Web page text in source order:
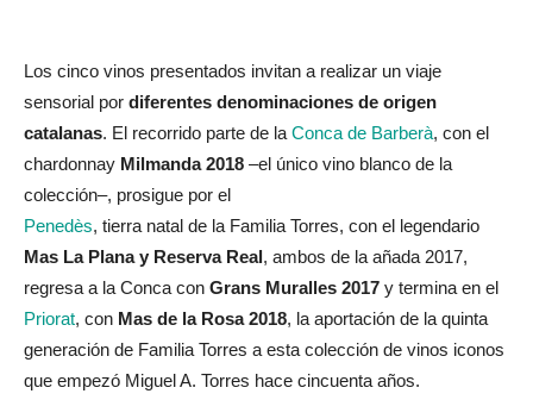
Los cinco vinos presentados invitan a realizar un viaje
sensorial por diferentes denominaciones de origen
catalanas. El recorrido parte de laConca de Barberà, con el
chardonnay Milmanda 2018 –el único vino blanco de la
colección–, prosigue por el
Penedès, tierra natal de la Familia Torres, con el legendario
Mas La Plana y Reserva Real, ambos de la añada 2017,
regresa a la Conca con Grans Muralles 2017 y termina en el
Priorat, con Mas de la Rosa 2018, la aportación de la quinta
generación de Familia Torres a esta colección de vinos iconos
que empezó Miguel A. Torres hace cincuenta años.